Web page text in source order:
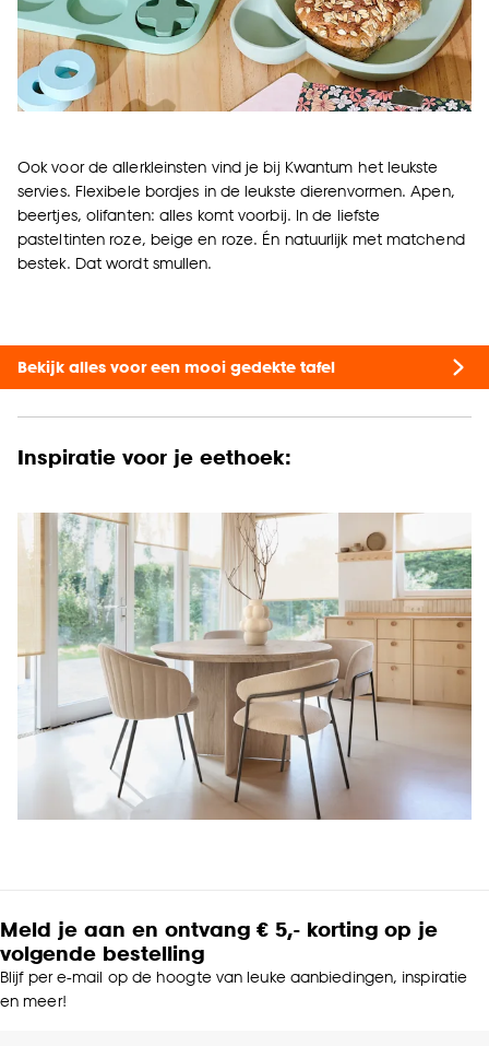
Ook voor de allerkleinsten vind je bij Kwantum het leukste
servies. Flexibele bordjes in de leukste dierenvormen. Apen,
beertjes, olifanten: alles komt voorbij. In de liefste
pasteltinten roze, beige en roze. Én natuurlijk met matchend
bestek. Dat wordt smullen.
Bekijk alles voor een mooi gedekte tafel
Inspiratie voor je eethoek:
Meld je aan en ontvang € 5,- korting op je
volgende bestelling
Blijf per e-mail op de hoogte van leuke aanbiedingen, inspiratie
en meer!